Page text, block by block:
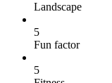
Landscape
5
Fun factor
5